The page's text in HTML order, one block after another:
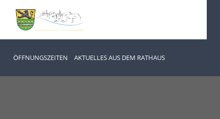
ÖFFNUNGSZEITEN AKTUELLES AUS DEM RATHAUS